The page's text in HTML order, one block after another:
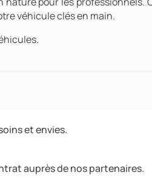
véhicule clés en main.
et envies.
auprès de nos partenaires.